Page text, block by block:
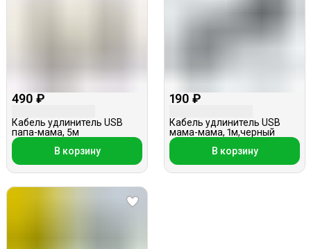
490 ₽
Кабель удлинитель USB
папа-мама, 5м
В корзину
190 ₽
Кабель удлинитель USB
мама-мама, 1м,черный
В корзину